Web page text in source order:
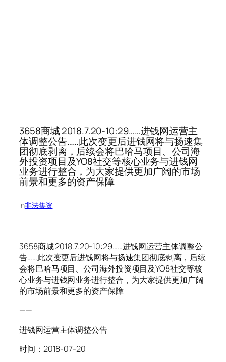
3658商城 2018.7.20-10:29……进钱网运营主
体调整公告……此次变更后进钱网将与扬速集
团彻底剥离，后续会将巴哈马项目、公司海
外投资项目及YO8社交等核心业务与进钱网
业务进行整合，为大家提供更加广阔的市场
前景和更多的资产保障
in非法集资
3658商城 2018.7.20-10:29……进钱网运营主体调整公
告……此次变更后进钱网将与扬速集团彻底剥离，后续
会将巴哈马项目、公司海外投资项目及YO8社交等核
心业务与进钱网业务进行整合，为大家提供更加广阔
的市场前景和更多的资产保障
——
进钱网运营主体调整公告
时间：2018-07-20